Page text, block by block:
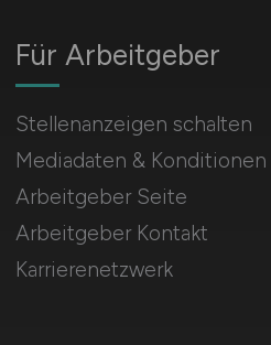
Für Arbeitgeber
Stellenanzeigen schalten
Mediadaten & Konditionen
Arbeitgeber Seite
Arbeitgeber Kontakt
Karrierenetzwerk